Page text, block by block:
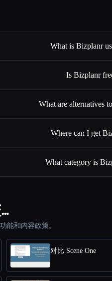
What is Bizplanr
Is Bizplanr
What are alternatives
Where can I get
What category is
能和内容政策。
对比 Scene One